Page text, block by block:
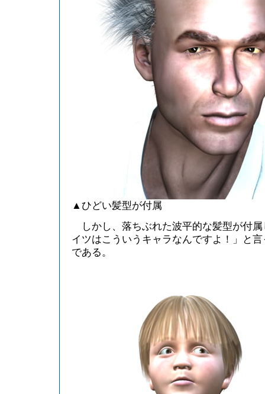
▲ひどい髪型が付属
しかし、落ちぶれた波平的な髪型が付
イツはこういうキャラなんですよ！」と
である。